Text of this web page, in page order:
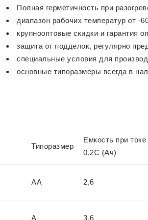
Полная герметичность при
диапазон рабочих температур от -
крупнооптовые скидки и гарантия
защита от подделок, регулярно
специальные условия для
основные типоразмеры всегда в
Типоразмер
Емкость при
0,2С (Ач)
AA 2,6
A 3,6